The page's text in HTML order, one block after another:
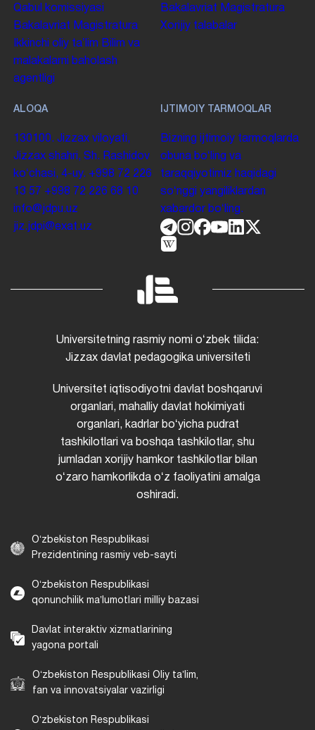
Qabul komissiyasi
Bakalavriat Magistratura
Ikkinchi oliy taʼlim Bilim va
malakalarni baholash
agentligi
Bakalavriat Magistratura
Xorijiy talabalar
ALOQA
130100. Jizzax viloyati,
Jizzax shahri, Sh. Rashidov
koʻchasi, 4-uy. +998 72 226
13 57 +998 72 226 68 10
info@jdpu.uz
jiz.jdpi@exat.uz
IJTIMOIY TARMOQLAR
Bizning ijtimoiy tarmoqlarda
obuna boʻling va
taraqqiyotimiz haqidagi
soʻnggi yangiliklardan
xabardor boʻling.
Universitetning rasmiy nomi oʻzbek tilida:
Jizzax davlat pedagogika universiteti
Universitet iqtisodiyotni davlat boshqaruvi
organlari, mahalliy davlat hokimiyati
organlari, kadrlar boʻyicha pudrat
tashkilotlari va boshqa tashkilotlar, shu
jumladan xorijiy hamkor tashkilotlar bilan
oʻzaro hamkorlikda oʻz faoliyatini amalga
oshiradi.
Oʻzbekiston Respublikasi
Prezidentining rasmiy veb-sayti
Oʻzbekiston Respublikasi
qonunchilik maʼlumotlari milliy bazasi
Davlat interaktiv xizmatlarining
yagona portali
Oʻzbekiston Respublikasi Oliy taʼlim,
fan va innovatsiyalar vazirligi
Oʻzbekiston Respublikasi